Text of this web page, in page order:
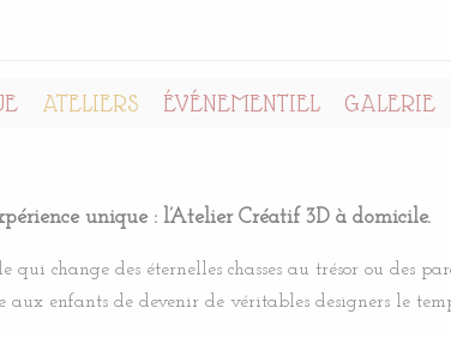
ATELIERS ÉVÉNEMENTIEL GALERIE
unique : l’Atelier Créatif 3D à domicile.
qui change des éternelles chasses au trésor ou des
aux enfants de devenir de véritables designers le